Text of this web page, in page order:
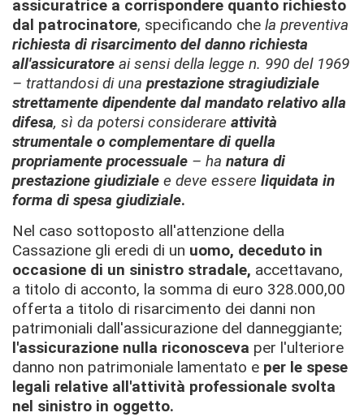
assicuratrice a corrispondere quanto richiesto
dal patrocinatore, specificando che la preventiva
richiesta di risarcimento del danno richiesta
all'assicuratore ai sensi della legge n. 990 del 1969
– trattandosi di una prestazione stragiudiziale
strettamente dipendente dal mandato relativo alla
difesa, sì da potersi considerare attività
strumentale o complementare di quella
propriamente processuale – ha natura di
prestazione giudiziale e deve essere liquidata in
forma di spesa giudiziale.
Nel caso sottoposto all'attenzione della
Cassazione gli eredi di un uomo, deceduto in
occasione di un sinistro stradale, accettavano,
a titolo di acconto, la somma di euro 328.000,00
offerta a titolo di risarcimento dei danni non
patrimoniali dall'assicurazione del danneggiante;
l'assicurazione nulla riconosceva per l'ulteriore
danno non patrimoniale lamentato e per le spese
legali relative all'attività professionale svolta
nel sinistro in oggetto.